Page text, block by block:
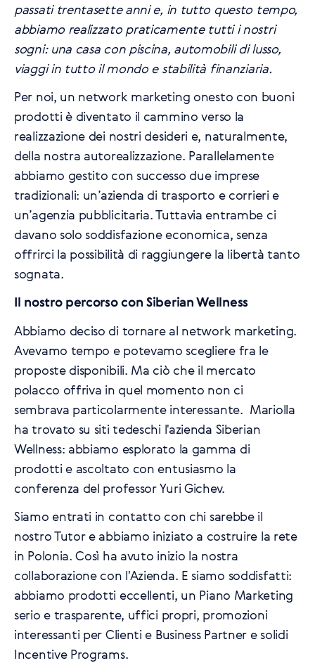
passati trentasette anni e, in tutto questo tempo,
abbiamo realizzato praticamente tutti i nostri
sogni: una casa con piscina, automobili di lusso,
viaggi in tutto il mondo e stabilità finanziaria.
Per noi, un network marketing onesto con buoni
prodotti è diventato il cammino verso la
realizzazione dei nostri desideri e, naturalmente,
della nostra autorealizzazione. Parallelamente
abbiamo gestito con successo due imprese
tradizionali: un’azienda di trasporto e corrieri e
un’agenzia pubblicitaria. Tuttavia entrambe ci
davano solo soddisfazione economica, senza
offrirci la possibilità di raggiungere la libertà tanto
sognata.
Il nostro percorso con Siberian Wellness
Abbiamo deciso di tornare al network marketing.
Avevamo tempo e potevamo scegliere fra le
proposte disponibili. Ma ciò che il mercato
polacco offriva in quel momento non ci
sembrava particolarmente interessante. Mariolla
ha trovato su siti tedeschi l'azienda Siberian
Wellness: abbiamo esplorato la gamma di
prodotti e ascoltato con entusiasmo la
conferenza del professor Yuri Gichev.
Siamo entrati in contatto con chi sarebbe il
nostro Tutor e abbiamo iniziato a costruire la rete
in Polonia. Così ha avuto inizio la nostra
collaborazione con l'Azienda. E siamo soddisfatti:
abbiamo prodotti eccellenti, un Piano Marketing
serio e trasparente, uffici propri, promozioni
interessanti per Clienti e Business Partner e solidi
Incentive Programs.